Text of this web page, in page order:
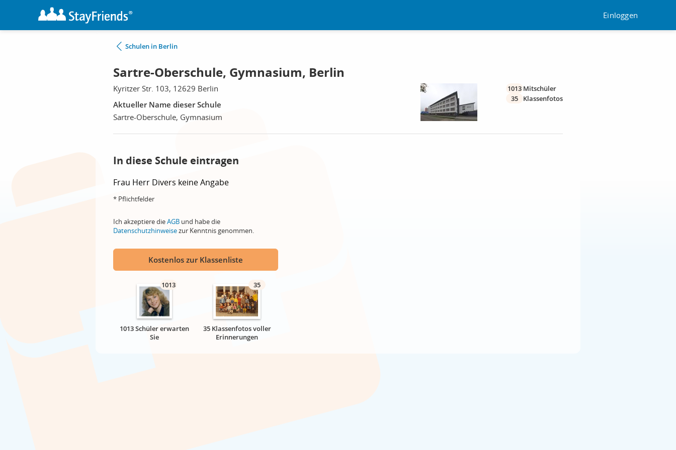
Einloggen
Schulen in Berlin
Sartre-Oberschule, Gymnasium, Berlin
Kyritzer Str. 103, 12629 Berlin
Aktueller Name dieser Schule
Sartre-Oberschule, Gymnasium
1013 Mitschüler
35
Klassenfotos
In diese Schule eintragen
Frau Herr Divers keine Angabe
* Pflichtfelder
Ich akzeptiere dieAGB und habe die
Datenschutzhinweisezur Kenntnis genommen.
Kostenlos zur Klassenliste
1013
1013 Schüler erwarten
Sie
35
35 Klassenfotos voller
Erinnerungen